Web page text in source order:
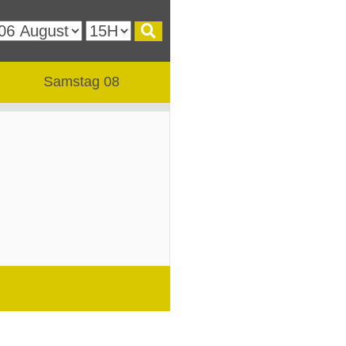
Samstag 08